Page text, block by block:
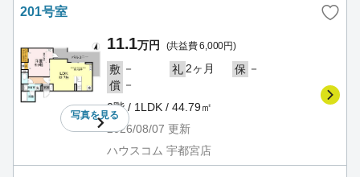
201号室
写真を見る
11.1万円 (共益費 6,000円)
敷 － 礼 2ヶ月 保 －
償 －
2階 / 1LDK / 44.79㎡
2026/08/07 更新
ハウスコム 宇都宮店